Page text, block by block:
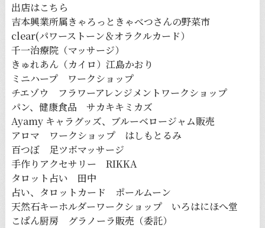
出店はこちら
吉本興業所属きゃろっときゃべつさんの野菜市
clear(パワーストーン＆オラクルカード）
千一治療院（マッサージ）
きゅれあん（カイロ）江島かおり
ミニハープ ワークショップ
チエゾウ フラワーアレンジメントワークショップ
パン、健康食品 サカキキミカズ
Ayamy キャラグッズ、ブルーベロージャム販売
アロマ ワークショップ はしもとるみ
百つぼ 足ツボマッサージ
手作りアクセサリー RIKKA
タロット占い 田中
占い、タロットカード ポールムーン
天然石キーホルダーワークショップ いろはにほへ堂
こぱん厨房 グラノーラ販売（委託）